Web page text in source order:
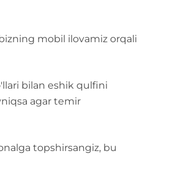
mobil ilovamiz orqali
bilan eshik qulfini
agar temir
topshirsangiz, bu